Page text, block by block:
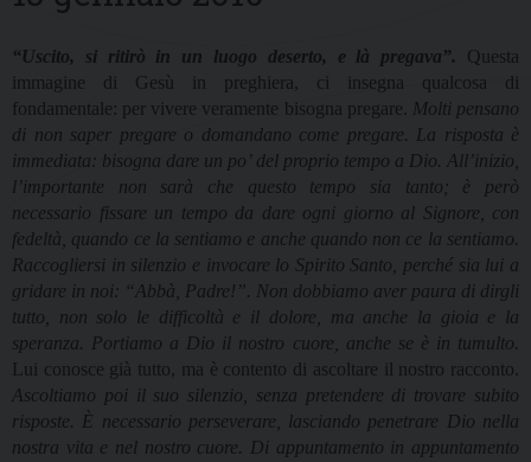
“Uscito, si ritirò in un luogo deserto, e là pregava”.
Questa
immagine di Gesù in preghiera, ci insegna qualcosa di
fondamentale: per vivere veramente bisogna pregare.
Molti pensano
di non saper pregare o domandano come pregare. La risposta è
immediata: bisogna dare un po’ del proprio tempo a Dio. All’inizio,
l’importante non sarà che questo tempo sia tanto; è però
necessario fissare un tempo da dare ogni giorno al Signore, con
fedeltà, quando ce la sentiamo e anche quando non ce la sentiamo.
Raccogliersi in silenzio e invocare lo Spirito Santo, perché sia lui a
gridare in noi: “Abbà, Padre!”. Non dobbiamo aver paura di dirgli
tutto, non solo le difficoltà e il dolore, ma anche la gioia e la
speranza. Portiamo a Dio il nostro cuore, anche se è in tumulto.
Lui conosce già tutto, ma è contento di ascoltare il nostro racconto.
Ascoltiamo poi il suo silenzio, senza pretendere di trovare subito
risposte. È necessario perseverare, lasciando penetrare Dio nella
nostra vita e nel nostro cuore. Di appuntamento in appuntamento